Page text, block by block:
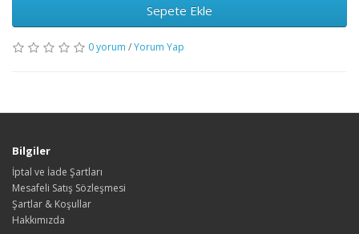
Sepete Ekle
0 yorum /Yorum Yap
Bilgiler
İptal ve İade Şartları
Mesafeli Satış Sözleşmesi
Şartlar & Koşullar
Hakkımızda